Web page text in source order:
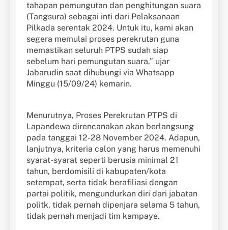
tahapan pemungutan dan penghitungan suara
(Tangsura) sebagai inti dari Pelaksanaan
Pilkada serentak 2024. Untuk itu, kami akan
segera memulai proses perekrutan guna
memastikan seluruh PTPS sudah siap
sebelum hari pemungutan suara,” ujar
Jabarudin saat dihubungi via Whatsapp
Minggu (15/09/24) kemarin.
Menurutnya, Proses Perekrutan PTPS di
Lapandewa direncanakan akan berlangsung
pada tanggai 12-28 November 2024. Adapun,
lanjutnya, kriteria calon yang harus memenuhi
syarat-syarat seperti berusia minimal 21
tahun, berdomisili di kabupaten/kota
setempat, serta tidak berafiliasi dengan
partai politik, mengundurkan diri dari jabatan
politk, tidak pernah dipenjara selama 5 tahun,
tidak pernah menjadi tim kampaye.